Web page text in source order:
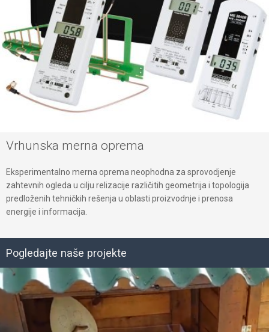
Vrhunska merna oprema
Eksperimentalno merna oprema neophodna za sprovodjenje
zahtevnih ogleda u cilju relizacije različitih geometrija i topologija
predloženih tehničkih rešenja u oblasti proizvodnje i prenosa
energije i informacija.
Pogledajte naše projekte